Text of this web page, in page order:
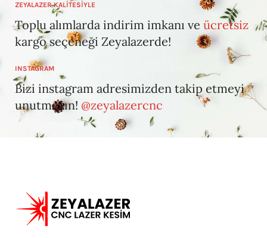
ZEYALAZER KALİTESİYLE
Toplu alımlarda indirim imkanı veücretsiz
kargo seçeneği Zeyalazerde!
INSTAGRAM
Bizi instagram adresimizden takip etmeyi
unutmayın! @zeyalazercnc